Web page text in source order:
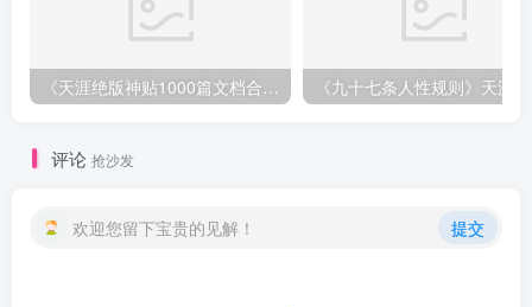
《天涯绝版神贴1000篇文档合集》深度挖掘神仙级资源下载
评论 抢沙发
欢迎您留下宝贵的见解！ 提交